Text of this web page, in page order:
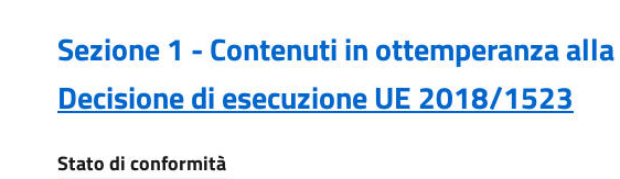
Sezione 1 - Contenuti in ottemperanza alla
Decisione di esecuzione UE 2018/1523
Stato di conformità